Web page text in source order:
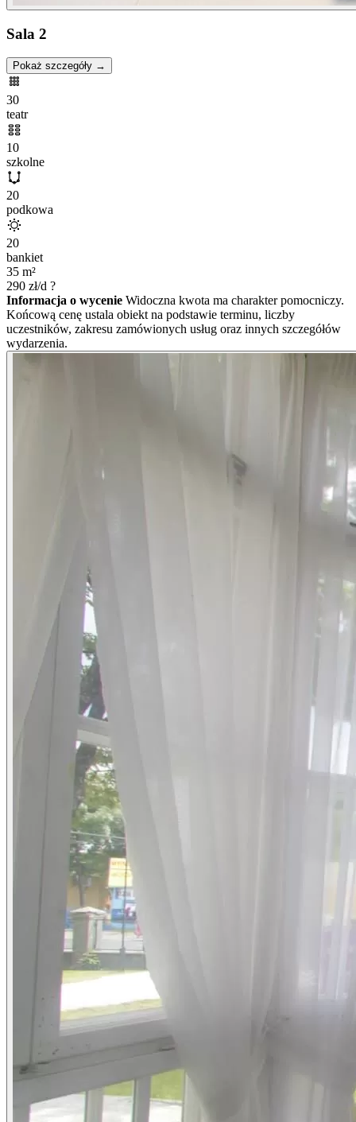
Sala 2
Pokaż szczegóły →
30
teatr
10
szkolne
20
podkowa
20
bankiet
35 m²
290 zł/d ?
Informacja o wycenie Widoczna kwota ma charakter pomocniczy.
Końcową cenę ustala obiekt na podstawie terminu, liczby
uczestników, zakresu zamówionych usług oraz innych szczegółów
wydarzenia.